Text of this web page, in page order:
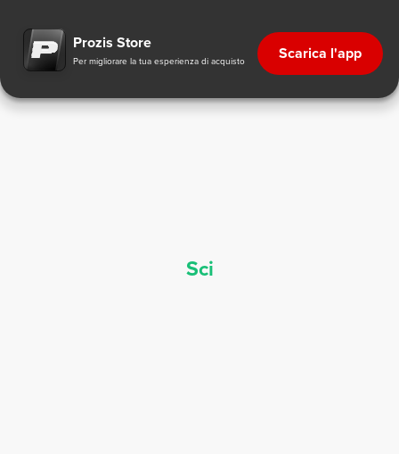
Integratori per lo Sci - Nutrizione Sportiva | Prozis
Prozis Store
Per migliorare la tua esperienza di acquisto Scarica l'app
Sci